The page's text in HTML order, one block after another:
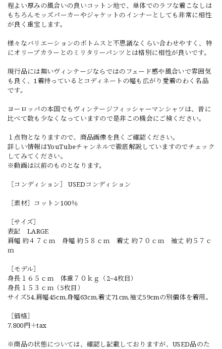
程よい厚みの風合いの良いコットン地で、単体でのラフな着こなしは
もちろんモッズパーカーやジャケットのインナーとしても非常に相性
が良く重宝します。
様々なバリエーションのボトムスと不思議なくらい合わせやすく、特
にオリーブカラーとのミリタリーパンツとは格別に相性が良いです。
現行品には無いヴィンテージならではのフェード感や風合いで雰囲気
も良く、1着持っているとコディネートの幅も広がり愛着のわく名品
です。
ヨーロッパの本国でもヴィンテージフィッシャーマンシャツは、昔に
比べて数も少なくなっていますので是非この機会にご検ください。
１点物となりますので、商品画像を良くご確認ください。
詳しい情報はYouTubeチャンネルで徹底解説していますのでチェック
してみてください。
※動画は以前のものとなります。
［コンディション］ USEDコンディション
［素材］コットン100％
［サイズ］
表記 LARGE
肩幅 約４７ｃｍ 身幅 約５８ｃｍ 着丈 約７０ｃｍ 袖丈 約５７ｃ
ｍ
［モデル］
身長１６５ｃｍ 体重７０ｋｇ（2~4枚目）
身長１５３ｃｍ（5枚目）
サイズ54,肩幅45cm,身幅63cm,着丈71cm,袖丈59cmの別個体を着用。
［価格］
7,800円＋tax
※商品の状態については、確認し記載しておりますが、USED品のた